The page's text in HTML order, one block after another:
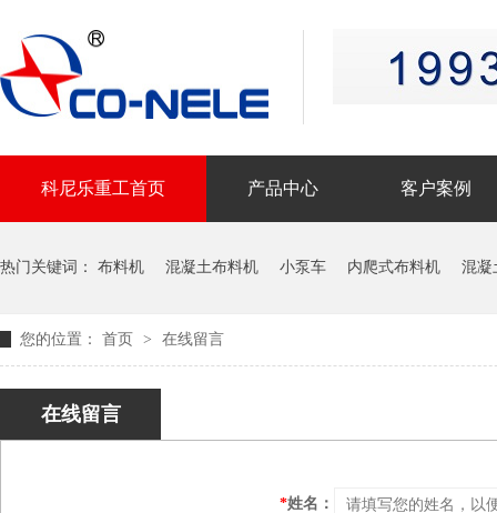
科尼乐重工首页 产品中心 客户案例
联系科尼乐重工
热门关键词： 布料机 混凝土布料机 小泵车 内爬式布料机 混凝
您的位置： 首页 > 在线留言
在线留言
*姓名：